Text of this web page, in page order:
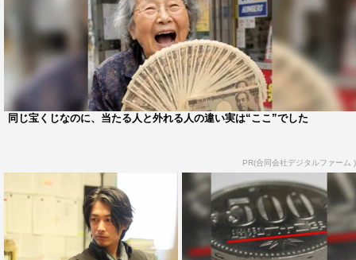
これまでドラマや映画で、ホテルの副支配人、一級建築
士などを演じてきた岩田が今回演じるのは、都内の病院に
勤務する精神科医。初の医師役となる岩田は、先日のスチ
ール撮影で白衣姿に眼鏡姿をお披露目。「白衣姿は初で
す。まさか医師の役がこんなにも早く来るなんて、と新鮮
着るシーンはそこまで多くないかもしれませんが、病院の
シーンでは医師らしく、ちゃんとした人間であると思って
もらえるような演技をしていきたいです」と。
また、本作の魅力について岩田は「他の刑事ドラマやサ
同じ宝くじなのに、当たる人と外れる人の違い実は“ここ”でした
PR(合同会社デジタルファーム )